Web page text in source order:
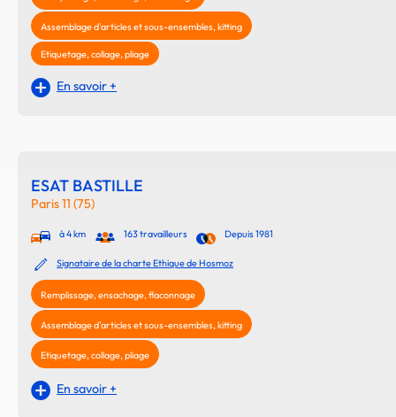
Assemblage d'articles et sous-ensembles, kitting
Etiquetage, collage, pliage
En savoir +
ESAT BASTILLE
Paris 11 (75)
à 4 km 163 travailleurs Depuis 1981
Signataire de la charte Ethique de Hosmoz
Remplissage, ensachage, flaconnage
Assemblage d'articles et sous-ensembles, kitting
Etiquetage, collage, pliage
En savoir +